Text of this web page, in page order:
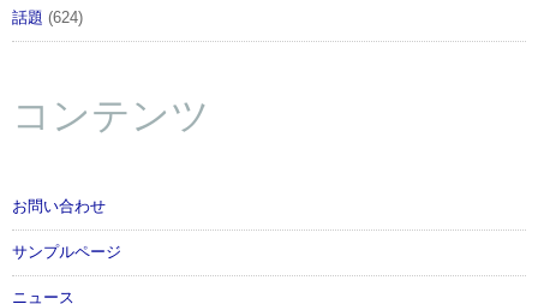
話題 (624)
コンテンツ
お問い合わせ
サンプルページ
ニュース